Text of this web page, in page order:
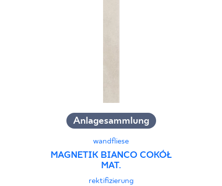
Anlagesammlung
wandfliese
MAGNETIK BIANCO COKÓŁ
MAT.
rektifizierung